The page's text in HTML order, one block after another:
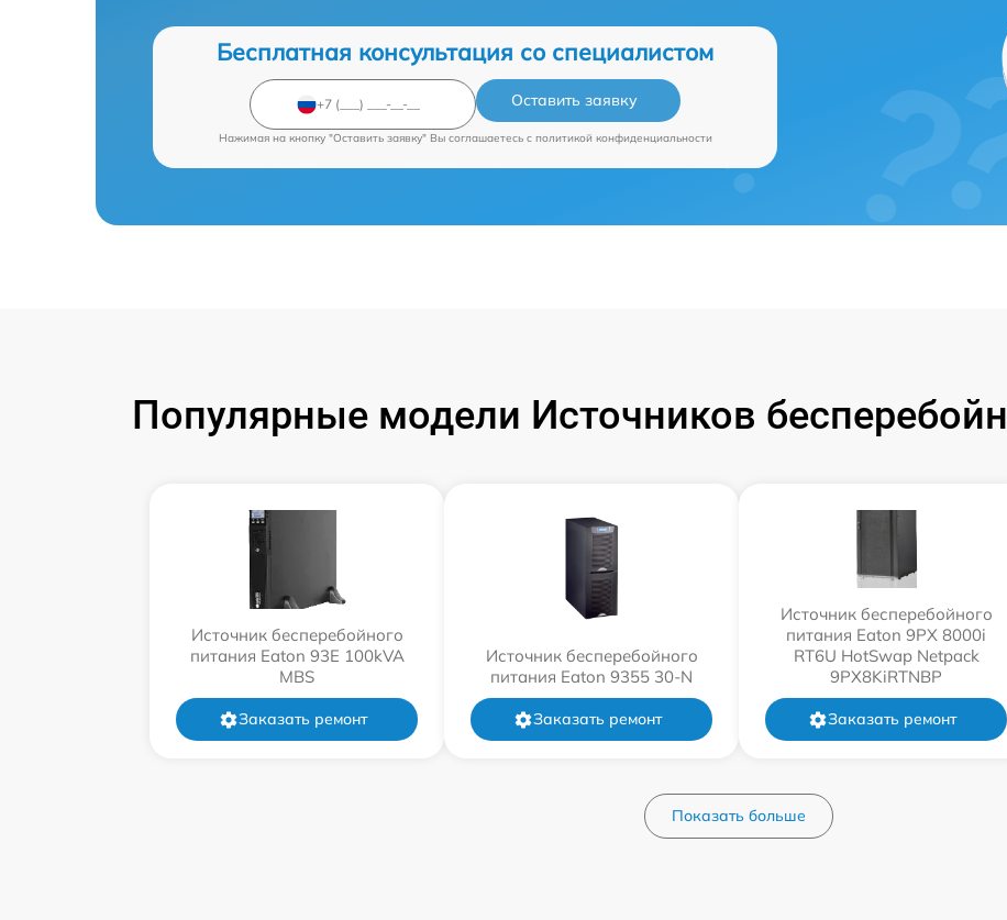
Бесплатная консультация со специалистом
Оставить заявку
Нажимая на кнопку "Оставить заявку" Вы соглашаетесь c политикой конфиденциальности
Популярные модели Источников
Источник бесперебойного
питания Eaton 93E 100kVA
MBS
Заказать ремонт
Источник бесперебойного
питания Eaton 9355 30-N
Заказать ремонт
Источник бесперебойного
питания Eaton 9PX 8000i
RT6U HotSwap Netpack
9PX8KiRTNBP
Заказать ремонт
Показать больше